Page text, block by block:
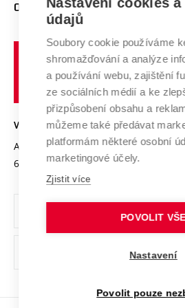
E-přihláška
Doktorské studium
Podpora podnikání
Systém zajišťování kvality výzkumu
Výzkumné infrastruktury
Transfer znalostí
Open Science
Projekty
Projekty ze strukturálních fondů
Specifický výzkum
Zahraniční spolupráce
Spolupráce se školami
Služby univerzity
Mezinárodní dohody
Univerzitní sítě
O UNIVERZITĚ
Profil univerzity
Udržitelná univerzita
Podnikavá univerzita / ContriBUTe
Bezpečná univerzita
Vyznamenání
Organizační struktura
Ochrana osobních údajů
odkaz)
VYSOKÉ UČENÍ TECHNICKÉ V BRNĚ
Antonínská 548/1
602 00 Brno
www.vut.cz
vut@vutbr.cz
údajů
Soubory cookie používáme
shromažďování a analýze
a používání webu, zajištění
ze sociálních médií a ke
přizpůsobení obsahu a
můžeme také předávat
platformám některé osobní
marketingové účely.
Zjistit více
POVOLIT
Nastavení
Povolit pouze